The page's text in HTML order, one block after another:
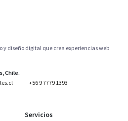
y diseño digital que crea experiencias web
Chile.
+56 9 7779 1393
Servicios